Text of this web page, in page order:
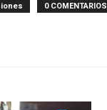
0 COMENTARIOS